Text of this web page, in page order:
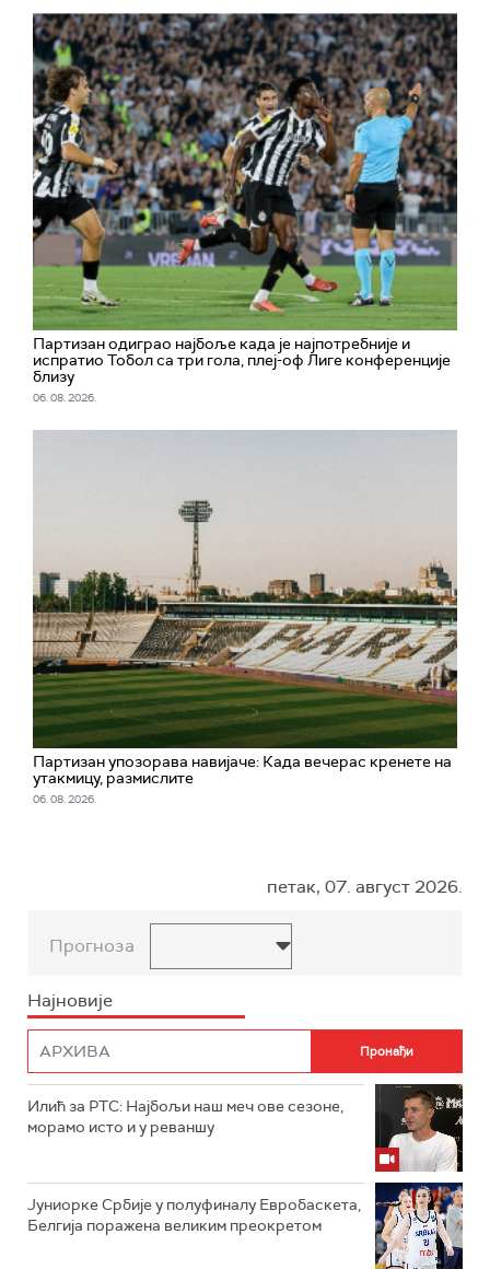
Партизан одиграо најбоље када је најпотребније и
испратио Тобол са три гола, плеј-оф Лиге конференције
близу
06. 08. 2026.
Партизан упозорава навијаче: Када вечерас кренете на
утакмицу, размислите
06. 08. 2026.
петак, 07. август 2026.
Прогноза
Најновије
Илић за РТС: Најбољи наш меч ове сезоне,
морамо исто и у реваншу
Јуниорке Србије у полуфиналу Евробаскета,
Белгија поражена великим преокретом